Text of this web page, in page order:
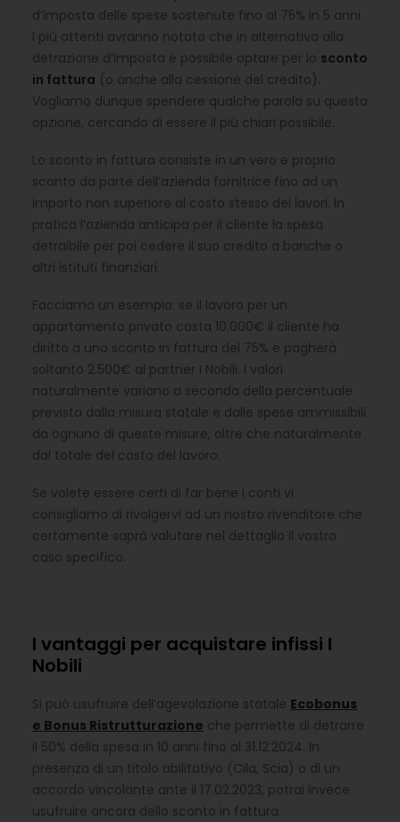
d’imposta delle spese sostenute fino al 75% in 5 anni.
I più attenti avranno notato che in alternativa alla
detrazione d’imposta è possibile optare per lo sconto
in fattura (o anche alla cessione del credito).
Vogliamo dunque spendere qualche parola su questa
opzione, cercando di essere il più chiari possibile.
Lo sconto in fattura consiste in un vero e proprio
sconto da parte dell’azienda fornitrice fino ad un
importo non superiore al costo stesso dei lavori. In
pratica l’azienda anticipa per il cliente la spesa
detraibile per poi cedere il suo credito a banche o
altri istituti finanziari.
Facciamo un esempio: se il lavoro per un
appartamento privato costa 10.000€ il cliente ha
diritto a uno sconto in fattura del 75% e pagherà
soltanto 2.500€ al partner I Nobili. I valori
naturalmente variano a seconda della percentuale
prevista dalla misura statale e dalle spese ammissibili
da ognuno di queste misure, oltre che naturalmente
dal totale del costo del lavoro.
Se volete essere certi di far bene i conti vi
consigliamo di rivolgervi ad un nostro rivenditore che
certamente saprà valutare nel dettaglio il vostro
caso specifico.
I vantaggi per acquistare infissi I
Nobili
Si può usufruire dell’agevolazione statale Ecobonus
e Bonus Ristrutturazione che permette di detrarre
il 50% della spesa in 10 anni fino al 31.12.2024. In
presenza di un titolo abilitativo (Cila, Scia) o di un
accordo vincolante ante il 17.02.2023, potrai invece
usufruire ancora dello sconto in fattura.